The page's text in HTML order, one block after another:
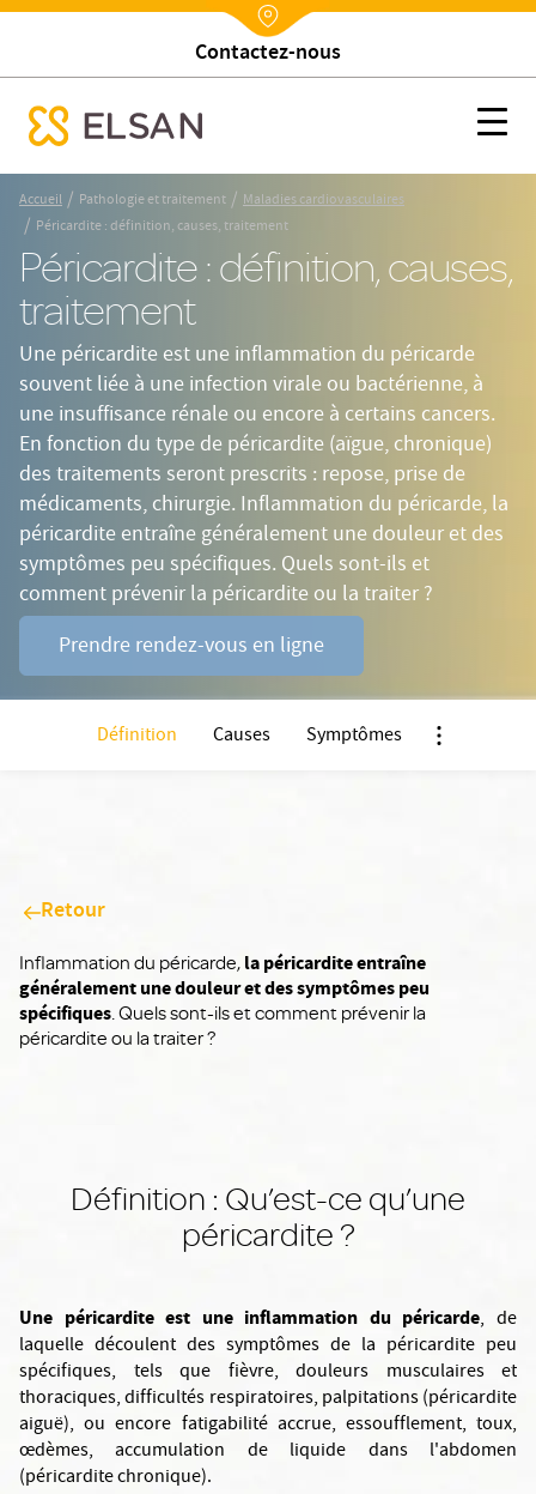
Nx:Aller
contenu
principal
Nx:Annuaire
Trouver un établissement
Péricardite : définition, causes, traitement
menu mobile
Accueil / Pathologie et traitement / Maladies cardiovasculaires
/ Péricardite : définition, causes, traitement
Péricardite : définition, causes,
traitement
Une péricardite est une inflammation du péricarde
souvent liée à une infection virale ou bactérienne, à
une insuffisance rénale ou encore à certains cancers.
En fonction du type de péricardite (aïgue, chronique)
des traitements seront prescrits : repose, prise de
médicaments, chirurgie. Inflammation du péricarde, la
péricardite entraîne généralement une douleur et des
symptômes peu spécifiques. Quels sont-ils et
comment prévenir la péricardite ou la traiter ?
Prendre rendez-vous en ligne
Définition Causes Symptômes
Retour
Inflammation du péricarde, la péricardite entraîne
généralement une douleur et des symptômes peu
spécifiques. Quels sont-ils et comment prévenir la
péricardite ou la traiter ?
Définition : Qu’est-ce qu’une
péricardite ?
Une péricardite est une inflammation du péricarde, de
laquelle découlent des symptômes de la péricardite peu
spécifiques, tels que fièvre, douleurs musculaires et
thoraciques, difficultés respiratoires, palpitations (péricardite
aiguë), ou encore fatigabilité accrue, essoufflement, toux,
œdèmes, accumulation de liquide dans l'abdomen
(péricardite chronique).